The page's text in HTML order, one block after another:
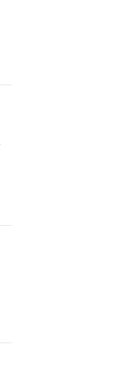
す。